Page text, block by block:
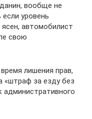
вообще не
уровень
автомобилист
свою
лишения прав,
«штраф за езду без
административного